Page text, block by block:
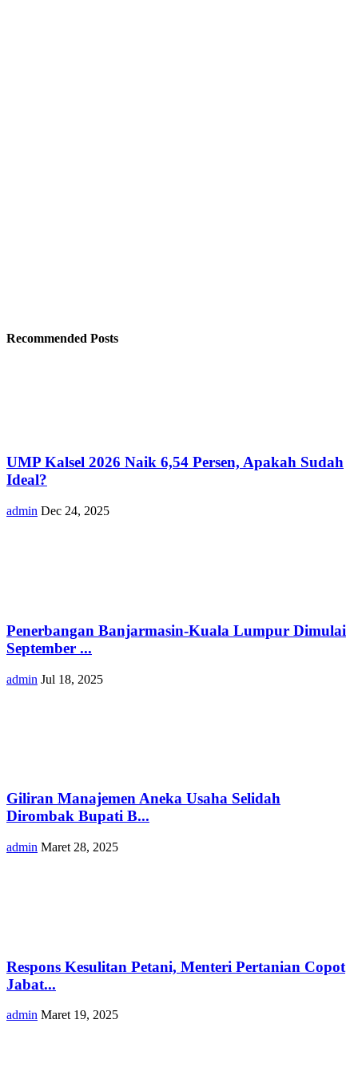
Recommended Posts
UMP Kalsel 2026 Naik 6,54 Persen, Apakah Sudah
Ideal?
admin Dec 24, 2025
Penerbangan Banjarmasin-Kuala Lumpur Dimulai
September ...
admin Jul 18, 2025
Giliran Manajemen Aneka Usaha Selidah
Dirombak Bupati B...
admin Maret 28, 2025
Respons Kesulitan Petani, Menteri Pertanian Copot
Jabat...
admin Maret 19, 2025